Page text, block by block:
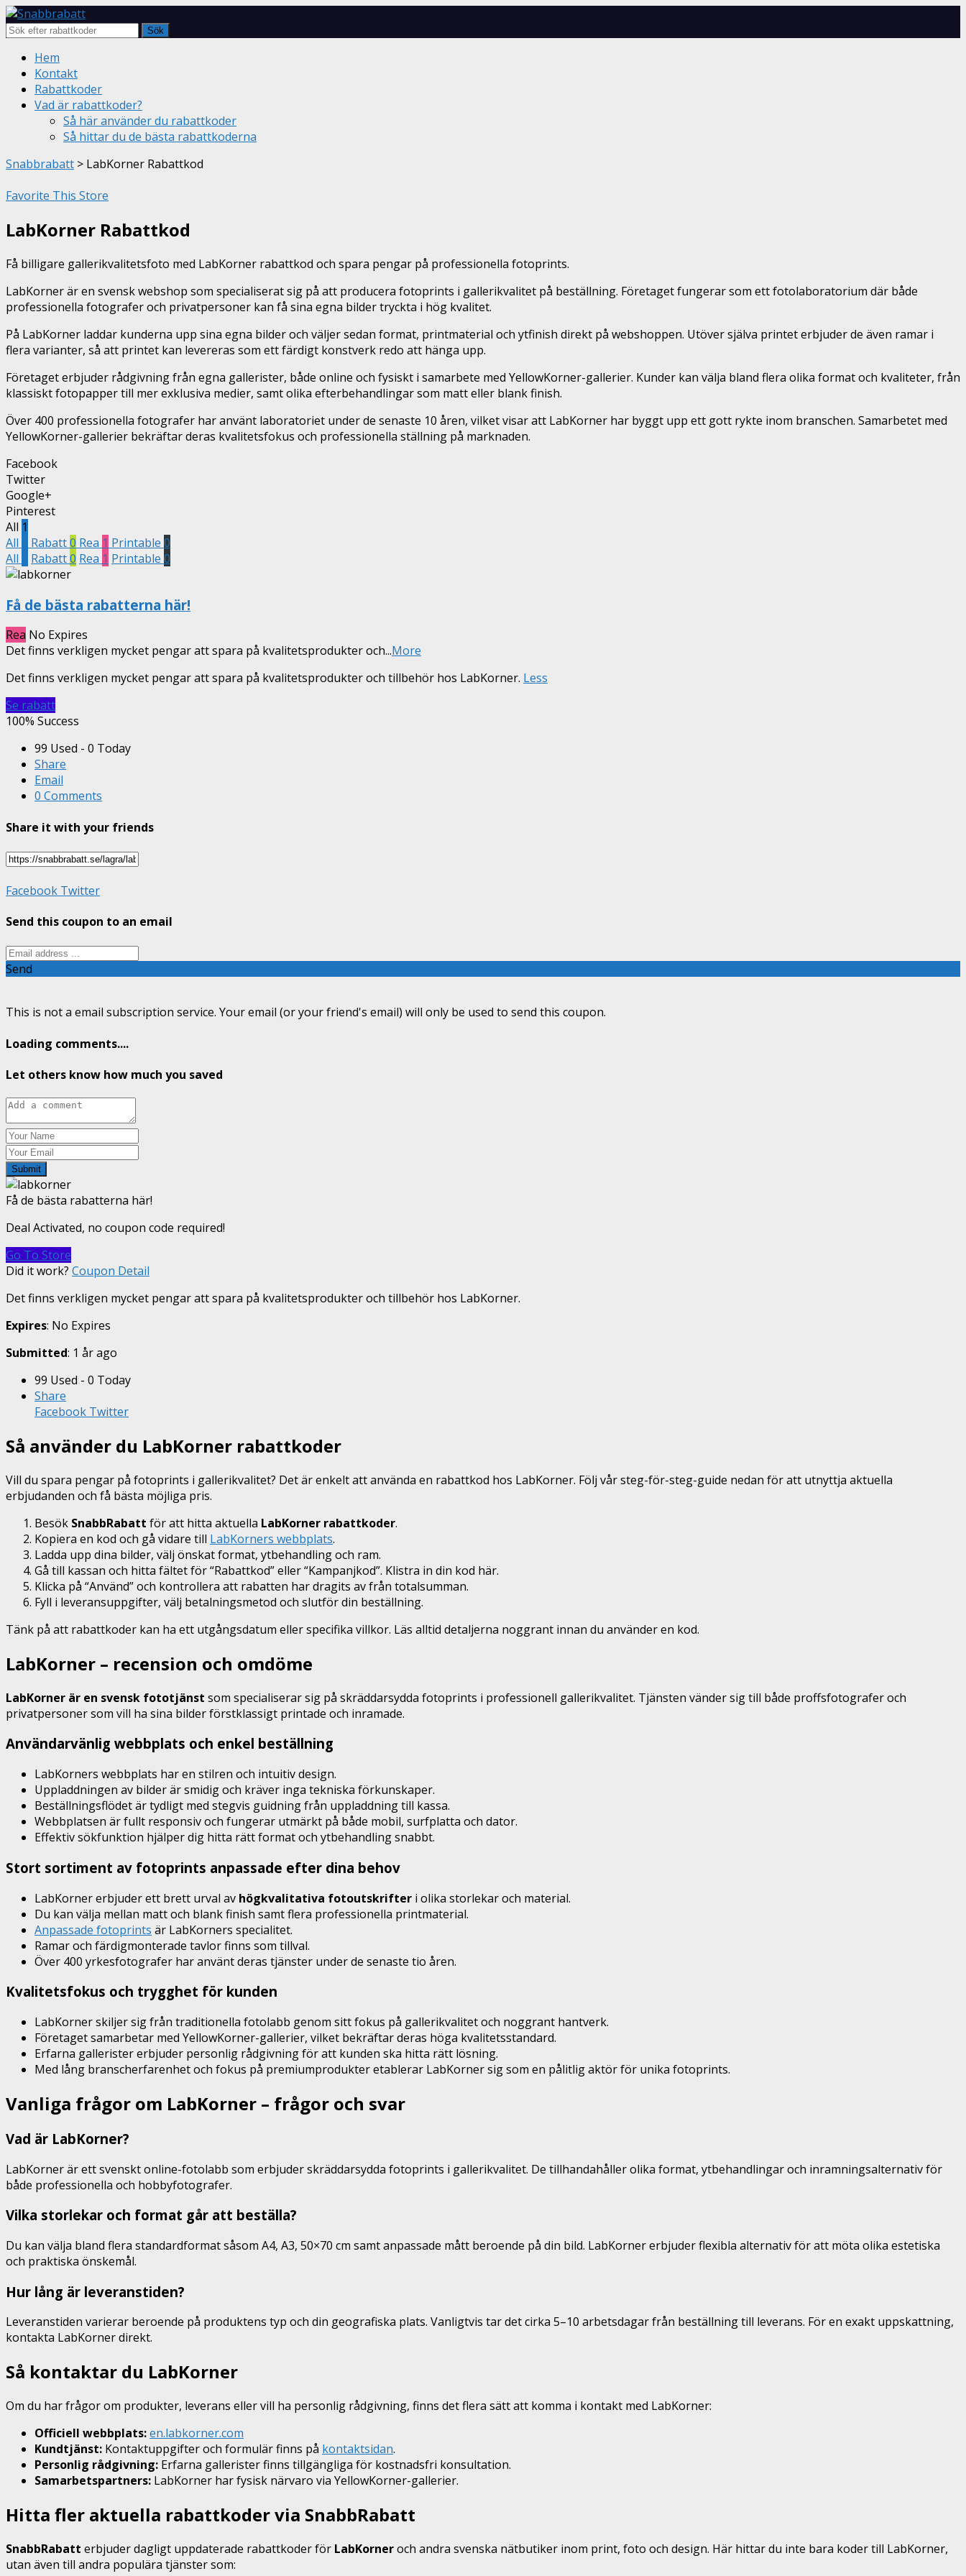
Sök
Skip
content
Hem
Kontakt
Rabattkoder
Vad är rabattkoder?
Så här använder du rabattkoder
Så hittar du de bästa rabattkoderna
Snabbrabatt > LabKorner Rabattkod
Favorite This Store
LabKorner Rabattkod
Få billigare gallerikvalitetsfoto med LabKorner rabattkod och spara pengar på professionella fotoprints.
LabKorner är en svensk webshop som specialiserat sig på att producera fotoprints i gallerikvalitet på beställning. Företaget fungerar som ett fotolaboratorium där både
professionella fotografer och privatpersoner kan få sina egna bilder tryckta i hög kvalitet.
På LabKorner laddar kunderna upp sina egna bilder och väljer sedan format, printmaterial och ytfinish direkt på webshoppen. Utöver själva printet erbjuder de även ramar i
flera varianter, så att printet kan levereras som ett färdigt konstverk redo att hänga upp.
Företaget erbjuder rådgivning från egna gallerister, både online och fysiskt i samarbete med YellowKorner-gallerier. Kunder kan välja bland flera olika format och kvaliteter, från
klassiskt fotopapper till mer exklusiva medier, samt olika efterbehandlingar som matt eller blank finish.
Över 400 professionella fotografer har använt laboratoriet under de senaste 10 åren, vilket visar att LabKorner har byggt upp ett gott rykte inom branschen. Samarbetet med
YellowKorner-gallerier bekräftar deras kvalitetsfokus och professionella ställning på marknaden.
Facebook
Twitter
Google+
Pinterest
All 1
All
Rabatt0 Rea 1 Printable 0
All
Rabatt0 Rea 1 Printable 0
Få de bästa rabatterna här!
Rea No Expires
Det finns verkligen mycket pengar att spara på kvalitetsprodukter och...More
Det finns verkligen mycket pengar att spara på kvalitetsprodukter och tillbehör hos LabKorner. Less
Se rabatt
100% Success
99 Used - 0 Today
Share
Email
0 Comments
Share it with your friends
Facebook Twitter
Send this coupon to an email
Send
This is not a email subscription service. Your email (or your friend's email) will only be used to send this coupon.
Loading comments....
Let others know how much you saved
Submit
Få de bästa rabatterna här!
Deal Activated, no coupon code required!
Go To Store
Did it work? Coupon Detail
Det finns verkligen mycket pengar att spara på kvalitetsprodukter och tillbehör hos LabKorner.
Expires: No Expires
Submitted: 1 år ago
99 Used - 0 Today
Share
Facebook Twitter
Så använder du LabKorner rabattkoder
Vill du spara pengar på fotoprints i gallerikvalitet? Det är enkelt att använda en rabattkod hos LabKorner. Följ vår steg-för-steg-guide nedan för att utnyttja aktuella
erbjudanden och få bästa möjliga pris.
Besök SnabbRabatt för att hitta aktuella LabKorner rabattkoder.
Kopiera en kod och gå vidare till LabKorners webbplats.
Ladda upp dina bilder, välj önskat format, ytbehandling och ram.
Gå till kassan och hitta fältet för “Rabattkod” eller “Kampanjkod”. Klistra in din kod här.
Klicka på “Använd” och kontrollera att rabatten har dragits av från totalsumman.
Fyll i leveransuppgifter, välj betalningsmetod och slutför din beställning.
Tänk på att rabattkoder kan ha ett utgångsdatum eller specifika villkor. Läs alltid detaljerna noggrant innan du använder en kod.
LabKorner – recension och omdöme
LabKorner är en svensk fototjänst som specialiserar sig på skräddarsydda fotoprints i professionell gallerikvalitet. Tjänsten vänder sig till både proffsfotografer och
privatpersoner som vill ha sina bilder förstklassigt printade och inramade.
Användarvänlig webbplats och enkel beställning
LabKorners webbplats har en stilren och intuitiv design.
Uppladdningen av bilder är smidig och kräver inga tekniska förkunskaper.
Beställningsflödet är tydligt med stegvis guidning från uppladdning till kassa.
Webbplatsen är fullt responsiv och fungerar utmärkt på både mobil, surfplatta och dator.
Effektiv sökfunktion hjälper dig hitta rätt format och ytbehandling snabbt.
Stort sortiment av fotoprints anpassade efter dina behov
LabKorner erbjuder ett brett urval av högkvalitativa fotoutskrifter i olika storlekar och material.
Du kan välja mellan matt och blank finish samt flera professionella printmaterial.
Anpassade fotoprints är LabKorners specialitet.
Ramar och färdigmonterade tavlor finns som tillval.
Över 400 yrkesfotografer har använt deras tjänster under de senaste tio åren.
Kvalitetsfokus och trygghet för kunden
LabKorner skiljer sig från traditionella fotolabb genom sitt fokus på gallerikvalitet och noggrant hantverk.
Företaget samarbetar med YellowKorner-gallerier, vilket bekräftar deras höga kvalitetsstandard.
Erfarna gallerister erbjuder personlig rådgivning för att kunden ska hitta rätt lösning.
Med lång branscherfarenhet och fokus på premiumprodukter etablerar LabKorner sig som en pålitlig aktör för unika fotoprints.
Vanliga frågor om LabKorner – frågor och svar
Vad är LabKorner?
LabKorner är ett svenskt online-fotolabb som erbjuder skräddarsydda fotoprints i gallerikvalitet. De tillhandahåller olika format, ytbehandlingar och inramningsalternativ för
både professionella och hobbyfotografer.
Vilka storlekar och format går att beställa?
Du kan välja bland flera standardformat såsom A4, A3, 50×70 cm samt anpassade mått beroende på din bild. LabKorner erbjuder flexibla alternativ för att möta olika estetiska
och praktiska önskemål.
Hur lång är leveranstiden?
Leveranstiden varierar beroende på produktens typ och din geografiska plats. Vanligtvis tar det cirka 5–10 arbetsdagar från beställning till leverans. För en exakt uppskattning,
kontakta LabKorner direkt.
Så kontaktar du LabKorner
Om du har frågor om produkter, leverans eller vill ha personlig rådgivning, finns det flera sätt att komma i kontakt med LabKorner:
Officiell webbplats:en.labkorner.com
Kundtjänst: Kontaktuppgifter och formulär finns på kontaktsidan.
Personlig rådgivning: Erfarna gallerister finns tillgängliga för kostnadsfri konsultation.
Samarbetspartners: LabKorner har fysisk närvaro via YellowKorner-gallerier.
Hitta fler aktuella rabattkoder via SnabbRabatt
SnabbRabatt erbjuder dagligt uppdaterade rabattkoder för LabKorneroch andra svenska nätbutiker inom print, foto och design. Här hittar du inte bara koder till LabKorner,
utan även till andra populära tjänster som: